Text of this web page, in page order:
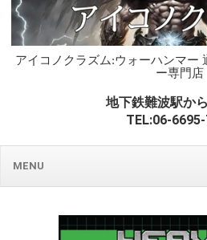
アイコノクラズム:ウォーハンマー
ー専門店
地下鉄難波駅か
TEL:06-
MENU